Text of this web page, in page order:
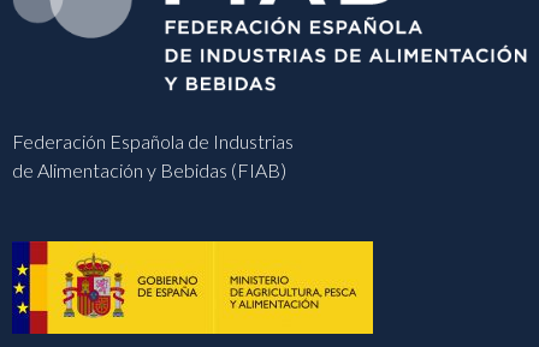
Federación Española de Industrias
de Alimentación y Bebidas (FIAB)